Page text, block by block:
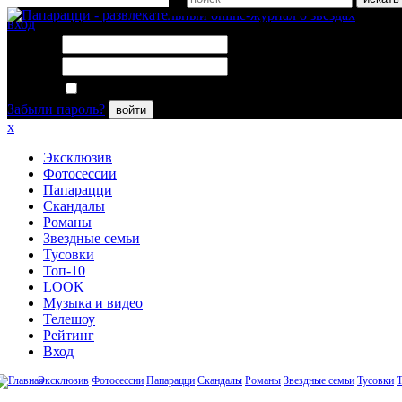
вход
Забыли пароль?
войти
x
Эксклюзив
Фотосессии
Папарацци
Скандалы
Романы
Звездные семьи
Тусовки
Топ-10
LOOK
Музыка и видео
Телешоу
Рейтинг
Вход
Эксклюзив Фотосессии Папарацци Скандалы Романы Звездные семьи Тусовки